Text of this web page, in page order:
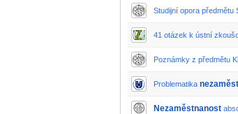
Studijní opora předmětu
41 otázek k ústní
Poznámky z předmětu
Problematika
Nezaměstnanost